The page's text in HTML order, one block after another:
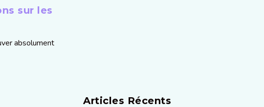
sur les
absolument
Articles Récents